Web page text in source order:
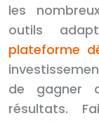
les
outils
plateforme
de gagner
résultats.